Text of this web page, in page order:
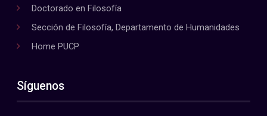
Doctorado en Filosofía
Sección de Filosofía, Departamento de Humanidades
Home PUCP
Síguenos